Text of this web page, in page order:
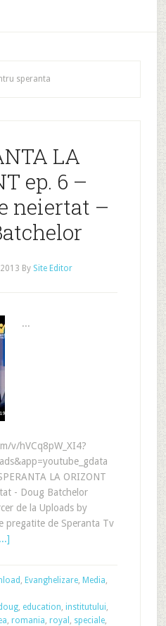
speranta
LA
ep. 6 –
neiertat –
By Site Editor
...
v/hVCq8pW_XI4?
LA ORIZONT
- Doug Batchelor
de la Uploads by
pregatite de Speranta Tv
, Evanghelizare, Media,
, education, institutului,
, romania, royal , speciale,